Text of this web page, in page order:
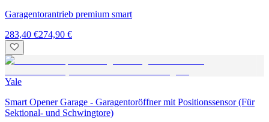
Garagentorantrieb premium smart
283,40 €274,90 €
Yale
Smart Opener Garage - Garagentoröffner mit Positionssensor (Für
Sektional- und Schwingtore)